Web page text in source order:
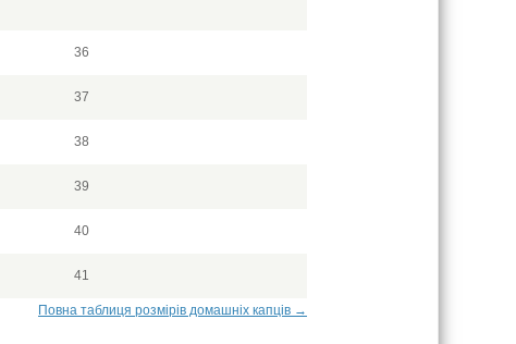
36
37
38
39
40
41
Повна таблиця розмірів домашніх капців →